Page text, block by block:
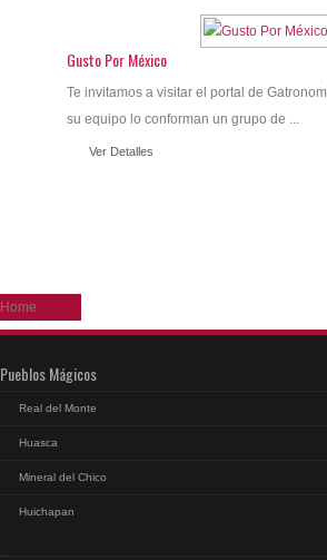
Gusto Por México
Te invitamos a visitar el portal de
su equipo lo conforman un grupo de ...
Ver Detalles
Home
Pueblos Mágicos
Real del Monte
Huasca
Mineral del Chico
Huichapan